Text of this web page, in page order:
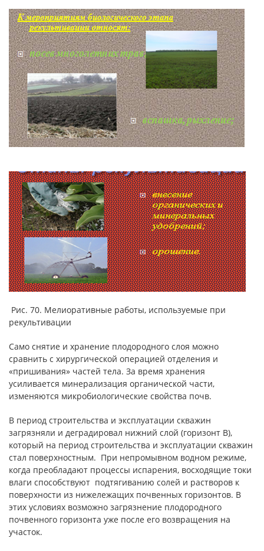
Рис. 70. Мелиоративные работы, используемые при
рекультивации
Само снятие и хранение плодородного слоя можно
сравнить с хирургической операцией отделения и
«пришивания» частей тела. За время хранения
усиливается минерализация органической части,
изменяются микробиологические свойства почв.
В период строительства и эксплуатации скважин
загрязняли и деградировал нижний слой (горизонт В),
который на период строительства и эксплуатации скважин
стал поверхностным. При непромывном водном режиме,
когда преобладают процессы испарения, восходящие токи
влаги способствуют подтягиванию солей и растворов к
поверхности из нижележащих почвенных горизонтов. В
этих условиях возможно загрязнение плодородного
почвенного горизонта уже после его возвращения на
участок.